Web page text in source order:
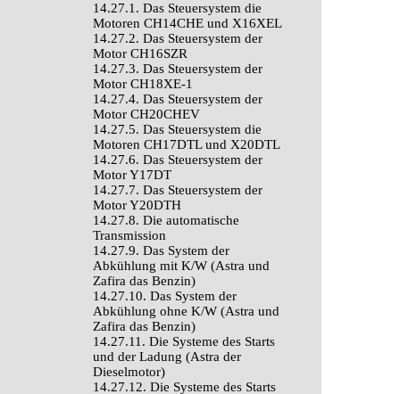
14.27.1. Das Steuersystem die
Motoren CH14CHE und Х16XEL
14.27.2. Das Steuersystem der
Motor CH16SZR
14.27.3. Das Steuersystem der
Motor CH18XE-1
14.27.4. Das Steuersystem der
Motor CH20CHEV
14.27.5. Das Steuersystem die
Motoren CH17DTL und Х20DTL
14.27.6. Das Steuersystem der
Motor Y17DT
14.27.7. Das Steuersystem der
Motor Y20DTH
14.27.8. Die automatische
Transmission
14.27.9. Das System der
Abkühlung mit K/W (Astra und
Zafira das Benzin)
14.27.10. Das System der
Abkühlung ohne K/W (Astra und
Zafira das Benzin)
14.27.11. Die Systeme des Starts
und der Ladung (Astra der
Dieselmotor)
14.27.12. Die Systeme des Starts